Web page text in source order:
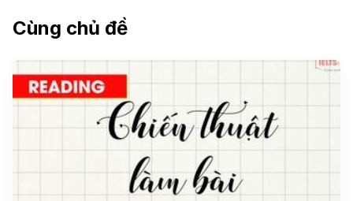
Cùng chủ đề